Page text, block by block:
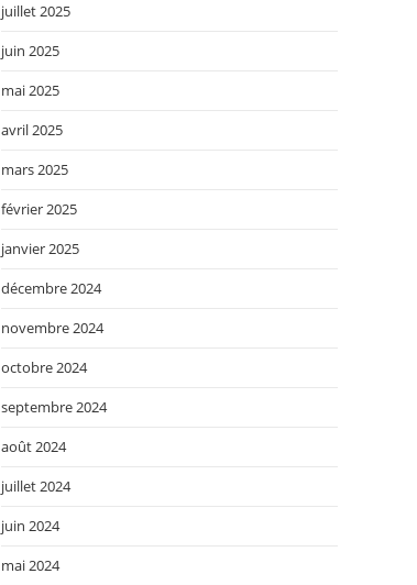
juillet 2025
juin 2025
mai 2025
avril 2025
mars 2025
février 2025
janvier 2025
décembre 2024
novembre 2024
octobre 2024
septembre 2024
août 2024
juillet 2024
juin 2024
mai 2024